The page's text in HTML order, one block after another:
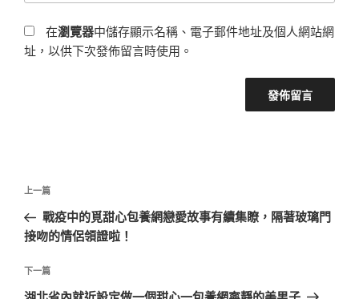
在瀏覽器中儲存顯示名稱、電子郵件地址及個人網站網
址，以供下次發佈留言時使用。
文
導
覽
上
一
篇
章
上一篇
戰疫中的覓甜心包養網戀愛故事有續集瞭，隔著玻璃門
接吻的情侶領證啦！
下
一
下一篇